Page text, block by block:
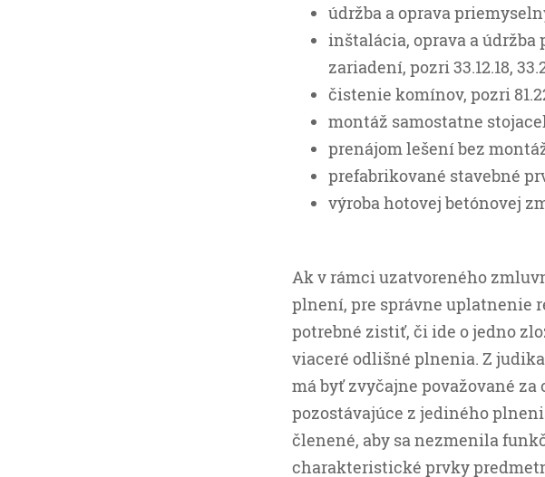
údržba a oprava
inštalácia, oprava a
zariadení, pozri 33.12.18,
čistenie komínov, pozri
montáž samostatne
prenájom lešení bez
prefabrikované stavebné
výroba hotovej betónovej
Ak v rámci uzatvoreného
plnení, pre správne uplatnenie
potrebné zistiť, či ide o jedno
viaceré odlišné plnenia. Z
má byť zvyčajne považované
pozostávajúce z jediného
členené, aby sa nezmenila
charakteristické prvky